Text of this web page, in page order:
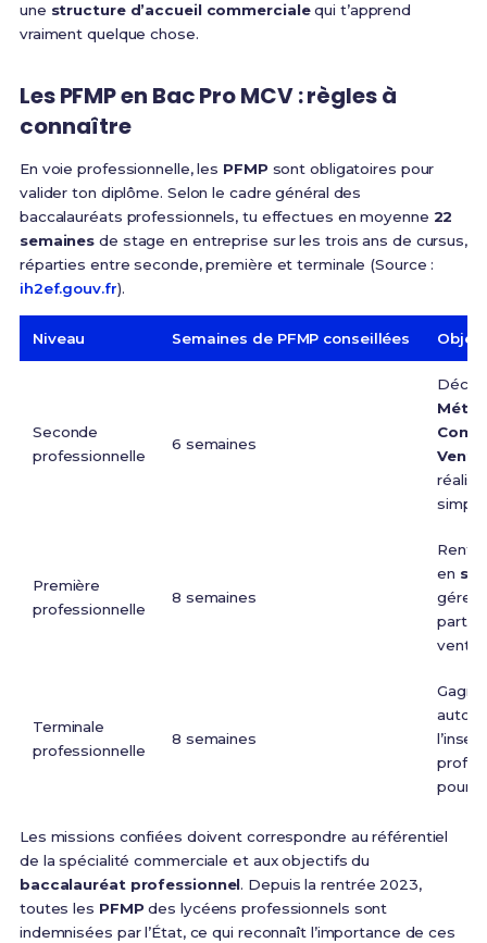
une structure d’accueil commercialequi t’apprend
vraiment quelque chose.
Les PFMP en Bac Pro MCV : règles à
connaître
En voie professionnelle, les PFMP sont obligatoires pour
valider ton diplôme. Selon le cadre général des
baccalauréats professionnels, tu effectues en moyenne 22
semaines de stage en entreprise sur les trois ans de cursus,
réparties entre seconde, première et terminale (Source :
ih2ef.gouv.fr).
Niveau Semaines de PFMP conseillées
Seconde
professionnelle
6 semaines
Vente
Première
professionnelle
8 semaines
en
gérer
Terminale
professionnelle
8 semaines
Les missions confiées doivent correspondre au référentiel
de la spécialité commerciale et aux objectifs du
baccalauréat professionnel. Depuis la rentrée 2023,
toutes les PFMP des lycéens professionnels sont
indemnisées par l’État, ce qui reconnaît l’importance de ces